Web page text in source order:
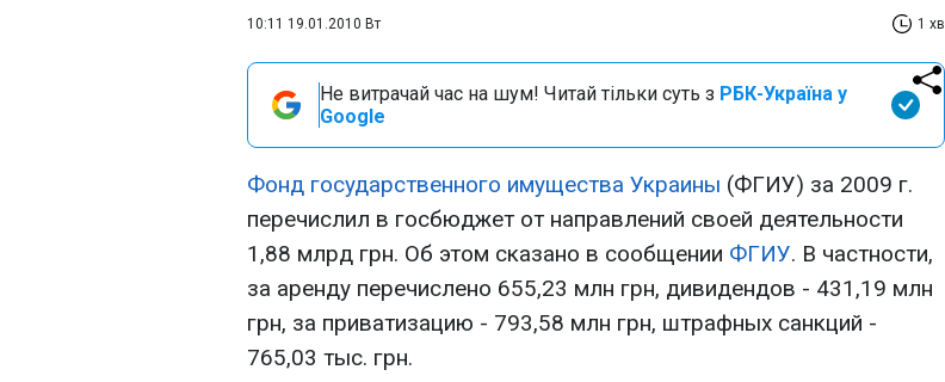
10:11 19.01.2010 Вт 1 хв
Не витрачай час на шум! Читай тільки суть з РБК-Україна у
Google
Фонд государственного имущества Украины (ФГИУ) за 2009 г.
перечислил в госбюджет от направлений своей деятельности
1,88 млрд грн. Об этом сказано в сообщении ФГИУ. В частности,
за аренду перечислено 655,23 млн грн, дивидендов - 431,19 млн
грн, за приватизацию - 793,58 млн грн, штрафных санкций -
765,03 тыс. грн.